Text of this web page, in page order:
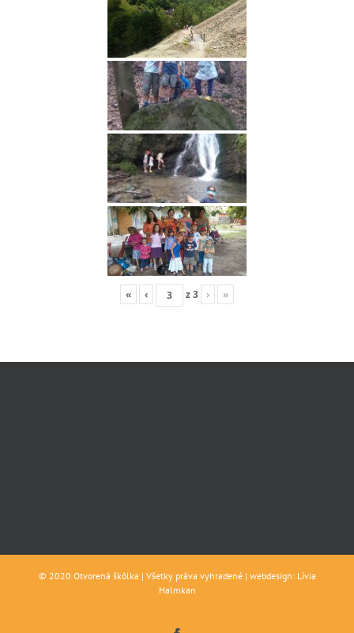
« ‹ z3 › »
© 2020 Otvorená škôlka | Všetky práva vyhradené | webdesign: Lívia
Halmkan